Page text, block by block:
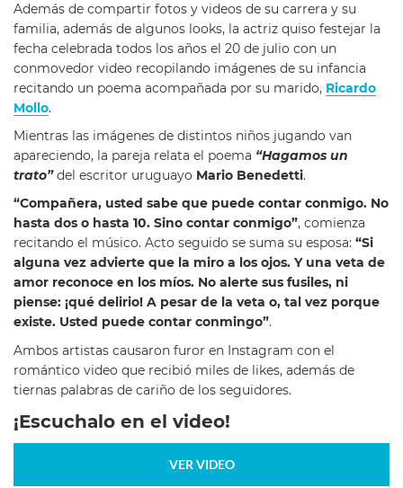
Además de compartir fotos y videos de su carrera y su
familia, además de algunos looks, la actriz quiso festejar la
fecha celebrada todos los años el 20 de julio con un
conmovedor video recopilando imágenes de su infancia
recitando un poema acompañada por su marido, Ricardo
Mollo.
Mientras las imágenes de distintos niños jugando van
apareciendo, la pareja relata el poema “Hagamos un
trato”del escritor uruguayo Mario Benedetti.
“Compañera, usted sabe que puede contar conmigo. No
hasta dos o hasta 10. Sino contar conmigo”, comienza
recitando el músico. Acto seguido se suma su esposa: “Si
alguna vez advierte que la miro a los ojos. Y una veta de
amor reconoce en los míos. No alerte sus fusiles, ni
piense: ¡qué delirio! A pesar de la veta o, tal vez porque
existe. Usted puede contar conmingo”.
Ambos artistas causaron furor en Instagram con el
romántico video que recibió miles de likes, además de
tiernas palabras de cariño de los seguidores.
¡Escuchalo en el video!
VER VIDEO